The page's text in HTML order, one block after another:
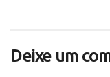
Deixe um